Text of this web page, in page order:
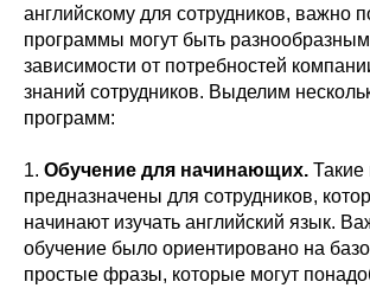
английскому для сотрудников, важно
программы могут быть
зависимости от потребностей
знаний сотрудников. Выделим
программ:
1. Обучение для начинающих. Такие
предназначены для сотрудников,
начинают изучать английский язык.
обучение было ориентировано на
простые фразы, которые могут